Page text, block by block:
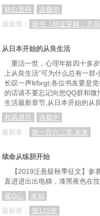
林白音抖
连载中
最新章：
新书《持证穿越，开
从日本开始的从良生活
重活一世，心理年龄四十多
上从良生活“可为什么总有一群
长叹一声lt/brgt;各位书友要是
的话请不要忘记向您QQ群和
生活最新章节,从日本开始的从
和风遇月
连载中
最新章：
第一百六三章.未来
续命从练胆开始
【2019泛悬疑秋季征文】
直进进出出电梯，漆黑夜色在
孤O心
未知
最新章：
第129章